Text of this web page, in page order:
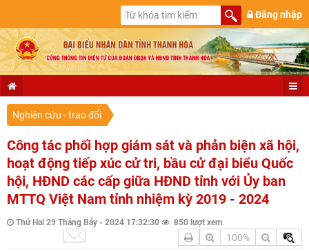
Đăng nhập
Nghiên cứu - trao đổi
Công tác phối hợp giám sát và phản biện xã hội,
hoạt động tiếp xúc cử tri, bầu cử đại biểu Quốc
hội, HĐND các cấp giữa HĐND tỉnh với Ủy ban
MTTQ Việt Nam tỉnh nhiệm kỳ 2019 - 2024
Thứ Hai 29 Tháng Bảy - 2024 17:32:30 850 lượt xem
100%